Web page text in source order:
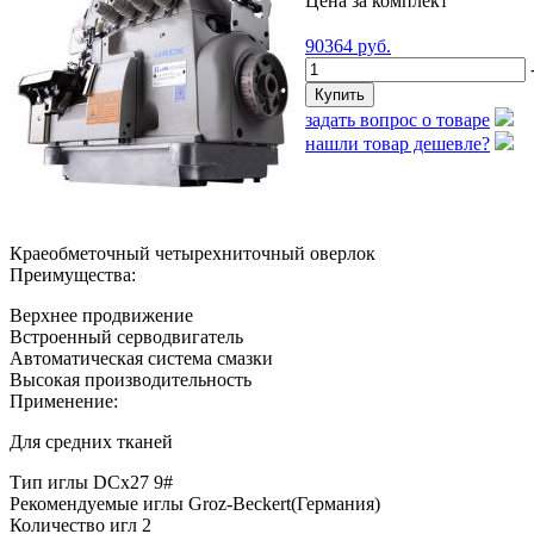
90364 руб.
задать вопрос о товаре
нашли товар дешевле?
Краеобметочный четырехниточный оверлок
Преимущества:
Верхнее продвижение
Встроенный серводвигатель
Автоматическая система смазки
Высокая производительность
Применение:
Для средних тканей
Тип иглы DCx27 9#
Рекомендуемые иглы Groz-Beckert(Германия)
Количество игл 2